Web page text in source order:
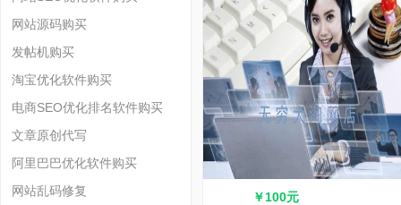
网站源码购买
发帖机购买
淘宝优化软件购买
电商SEO优化排名软件购买
文章原创代写
阿里巴巴优化软件购买
网站乱码修复
￥100元